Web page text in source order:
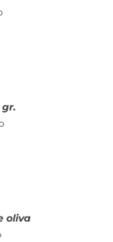
gr.
oliva